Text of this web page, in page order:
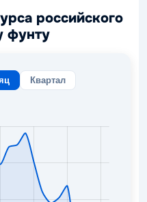
российского
фунту
Квартал